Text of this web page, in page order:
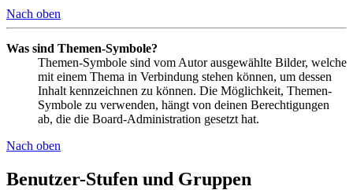
Nach oben
Was sind Themen-Symbole?
Themen-Symbole sind vom Autor ausgewählte Bilder, welche
mit einem Thema in Verbindung stehen können, um dessen
Inhalt kennzeichnen zu können. Die Möglichkeit, Themen-
Symbole zu verwenden, hängt von deinen Berechtigungen
ab, die die Board-Administration gesetzt hat.
Nach oben
Benutzer-Stufen und Gruppen